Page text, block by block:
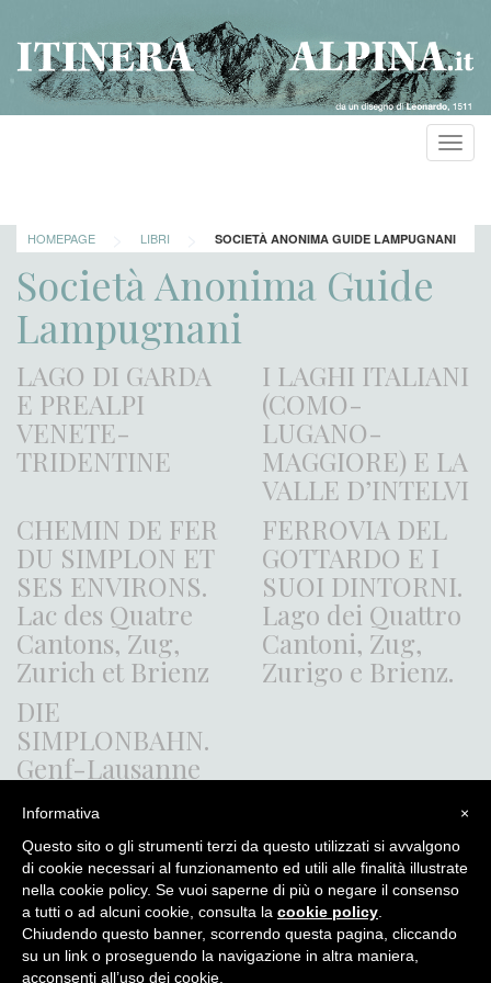
HOMEPAGE LIBRI SOCIETÀ ANONIMA GUIDE LAMPUGNANI
Società Anonima Guide
Lampugnani
LAGO DI GARDA
E PREALPI
VENETE-
TRIDENTINE
I LAGHI ITALIANI
(COMO-
LUGANO-
MAGGIORE) E LA
VALLE D’INTELVI
CHEMIN DE FER
DU SIMPLON ET
SES ENVIRONS.
Lac des Quatre
Cantons, Zug,
Zurich et Brienz
FERROVIA DEL
GOTTARDO E I
SUOI DINTORNI.
Lago dei Quattro
Cantoni, Zug,
Zurigo e Brienz.
DIE
SIMPLONBAHN.
Genf-Lausanne
Turin Berner
Oberland.
Itinera Alpina - di Angelo Recalcati - p.za Baiamonti, 3 - 20154 -
MI - Tel: 02.33604325 - itineraalpina@fastwebnet.it |Privacy
×
Informativa
Questo sito o gli strumenti terzi da questo utilizzati si avvalgono
di cookie necessari al funzionamento ed utili alle finalità illustrate
nella cookie policy. Se vuoi saperne di più o negare il consenso
a tutti o ad alcuni cookie, consulta la cookie policy
Chiudendo questo banner, scorrendo questa pagina, cliccando
su un link o proseguendo la navigazione in altra maniera,
acconsenti all’uso dei cookie.